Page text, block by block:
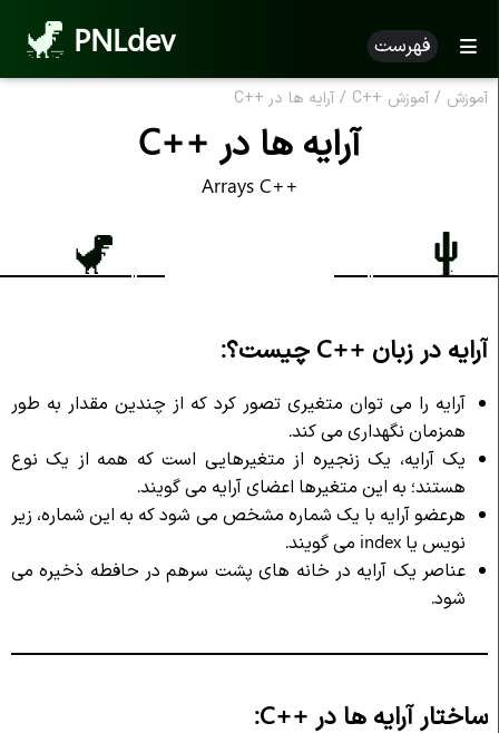
PNLdev فهرست
آموزش / آموزش C++
/ آرایه ها در C++
آرایه ها در C++
Arrays C++
آرایه در زبان C++ چیست؟:
آرایه را می توان متغیری تصور کرد که از چندین مقدار به طور
همزمان نگهداری می کند.
یک آرایه، یک زنجیره از متغیرهایی است که همه از یک نوع
هستند؛ به این متغیرها اعضای آرایه می گویند.
هرعضو آرایه با یک شماره مشخص می شود که به این شماره، زیر
نویس یا index می گویند.
عناصر یک آرایه در خانه های پشت سرهم در حافطه ذخیره می
شود.
ساختار آرایه ها در C++
: